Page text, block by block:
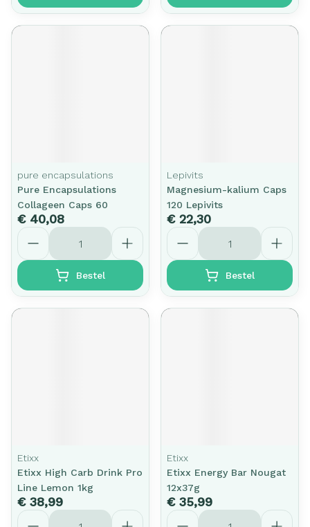
pure encapsulations
Pure Encapsulations
Collageen Caps 60
€ 40,08
Aantal
Bestel
Lepivits
Magnesium-kalium Caps
120 Lepivits
€ 22,30
Aantal
Bestel
Etixx
Etixx High Carb Drink Pro
Line Lemon 1kg
€ 38,99
Aantal
Etixx
Etixx Energy Bar Nougat
12x37g
€ 35,99
Aantal